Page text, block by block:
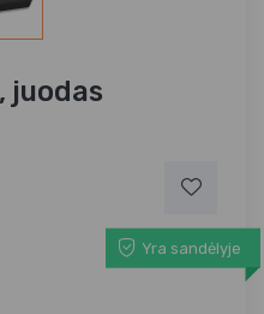
juodas
Yra sandėlyje